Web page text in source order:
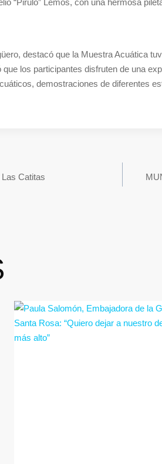
“Pirulo” Lemos, con una hermosa
destacó que la Muestra Acuática
los participantes disfruten de una
demostraciones de diferentes
Catitas